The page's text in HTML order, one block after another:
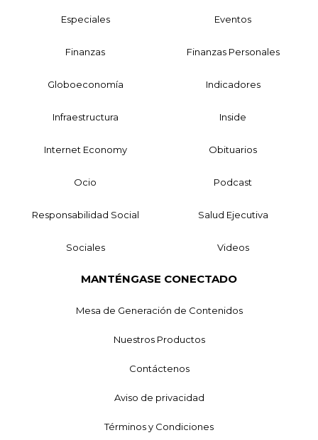
Especiales Eventos
Finanzas Finanzas Personales
Globoeconomía Indicadores
Infraestructura Inside
Internet Economy Obituarios
Ocio Podcast
Responsabilidad Social Salud Ejecutiva
Sociales Videos
MANTÉNGASE CONECTADO
Mesa de Generación de Contenidos
Nuestros Productos
Contáctenos
Aviso de privacidad
Términos y Condiciones